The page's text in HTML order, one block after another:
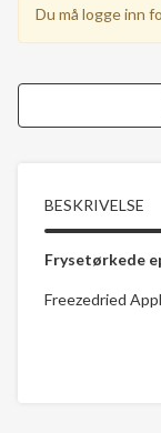
Du må logge inn
BESKRIVELSE
Frysetørkede
Freezedried